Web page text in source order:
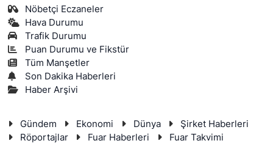
Nöbetçi Eczaneler
Hava Durumu
Trafik Durumu
Puan Durumu ve Fikstür
Tüm Manşetler
Son Dakika Haberleri
Haber Arşivi
Gündem Ekonomi Dünya
Şirket Haberleri
Röportajlar
Fuar Haberleri
Fuar Takvimi